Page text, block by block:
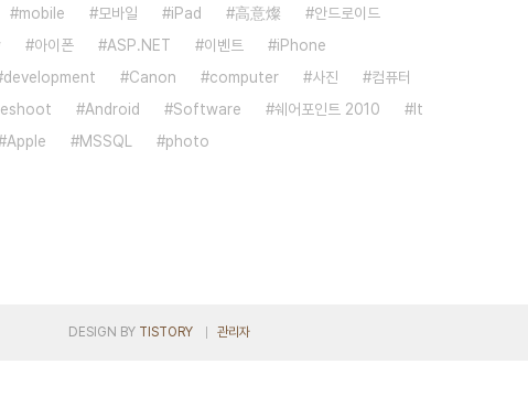
mobile 모바일 iPad 高意燦
안드로이드
아이폰 ASP.NET 이벤트
iPhone
development Canon computer 사진
컴퓨터
Android Software 쉐어포인트 2010
It
Apple MSSQL photo
DESIGN BY TISTORY 관리자